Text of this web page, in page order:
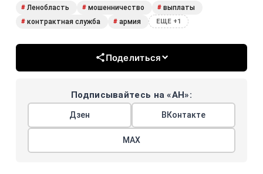
# Ленобласть # мошенничество # выплаты
# контрактная служба # армия ЕЩЕ +1
Поделиться
Подписывайтесь на «АН»:
Дзен ВКонтакте
МАХ